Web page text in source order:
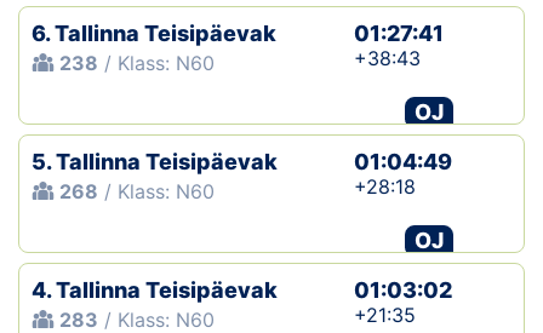
6. Tallinna Teisipäevak
238 / Klass: N60
01:27:41
+38:43
OJ
5. Tallinna Teisipäevak
268 / Klass: N60
01:04:49
+28:18
OJ
4. Tallinna Teisipäevak
283 / Klass: N60
01:03:02
+21:35